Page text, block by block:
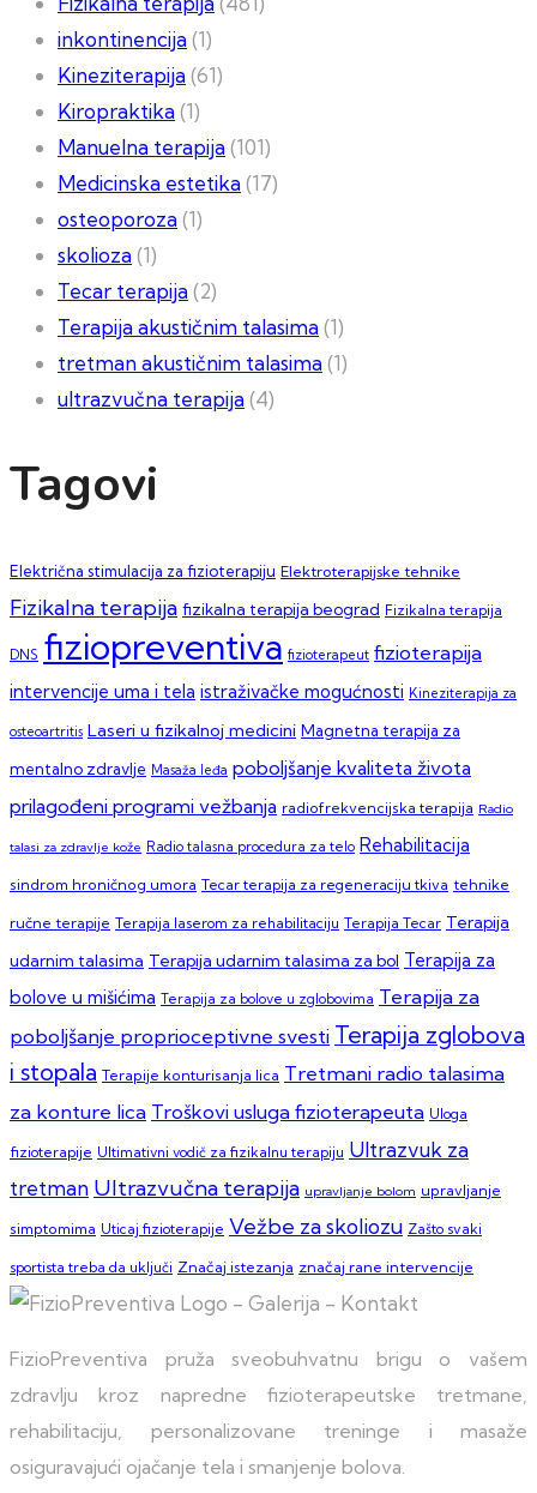
inkontinencija(1)
Kineziterapija(61)
Kiropraktika(1)
Manuelna terapija(101)
Medicinska estetika(17)
osteoporoza(1)
skolioza(1)
Tecar terapija(2)
Terapija akustičnim talasima(1)
tretman akustičnim talasima(1)
ultrazvučna terapija(4)
Tagovi
Električna stimulacija za fizioterapiju Elektroterapijske tehnike
Fizikalna terapija fizikalna terapija beograd Fizikalna terapija
DNS fiziopreventiva fizioterapeut fizioterapija
intervencije uma i tela istraživačke mogućnosti Kineziterapija za
osteoartritis Laseri u fizikalnoj medicini Magnetna terapija za
mentalno zdravlje Masaža leđa poboljšanje kvaliteta života
prilagođeni programi vežbanja radiofrekvencijska terapija Radio
talasi za zdravlje kože Radio talasna procedura za telo Rehabilitacija
sindrom hroničnog umora Tecar terapija za regeneraciju tkiva tehnike
ručne terapije Terapija laserom za rehabilitaciju Terapija Tecar Terapija
udarnim talasima Terapija udarnim talasima za bol Terapija za
bolove u mišićima Terapija za bolove u zglobovima Terapija za
poboljšanje proprioceptivne svesti Terapija zglobova
i stopala Terapije konturisanja lica Tretmani radio talasima
za konture lica Troškovi usluga fizioterapeuta Uloga
fizioterapije Ultimativni vodič za fizikalnu terapiju Ultrazvuk za
tretman Ultrazvučna terapija upravljanje bolom upravljanje
simptomima Uticaj fizioterapije Vežbe za skoliozu Zašto svaki
sportista treba da uključi Značaj istezanja značaj rane intervencije
FizioPreventiva pruža sveobuhvatnu brigu o vašem
zdravlju kroz napredne fizioterapeutske tretmane,
rehabilitaciju, personalizovane treninge i masaže
osiguravajući ojačanje tela i smanjenje bolova.